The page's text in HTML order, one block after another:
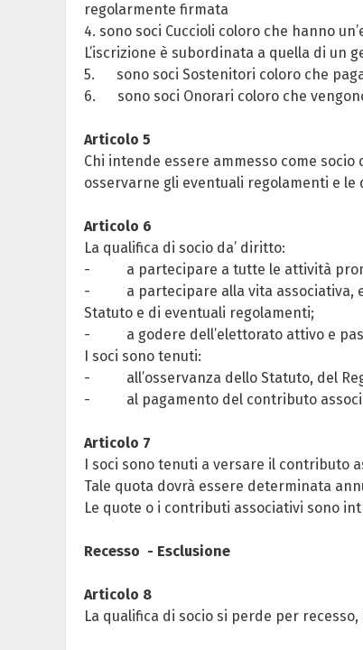
regolarmente firmata
4. sono soci Cuccioli coloro che hanno
L’iscrizione è subordinata a quella di un
5. sono soci Sostenitori coloro che
6. sono soci Onorari coloro che
Articolo 5
Chi intende essere ammesso come
osservarne gli eventuali regolamenti e le
Articolo 6
La qualifica di socio da’ diritto:
- a partecipare a tutte le attività
- a partecipare alla vita associativa,
Statuto e di eventuali regolamenti;
- a godere dell’elettorato attivo e
I soci sono tenuti:
- all’osservanza dello Statuto, del
- al pagamento del contributo
Articolo 7
I soci sono tenuti a versare il contributo
Tale quota dovrà essere determinata
Le quote o i contributi associativi sono
Recesso - Esclusione
Articolo 8
La qualifica di socio si perde per